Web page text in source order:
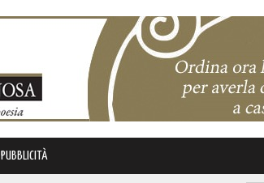
PUBBLICITÀ